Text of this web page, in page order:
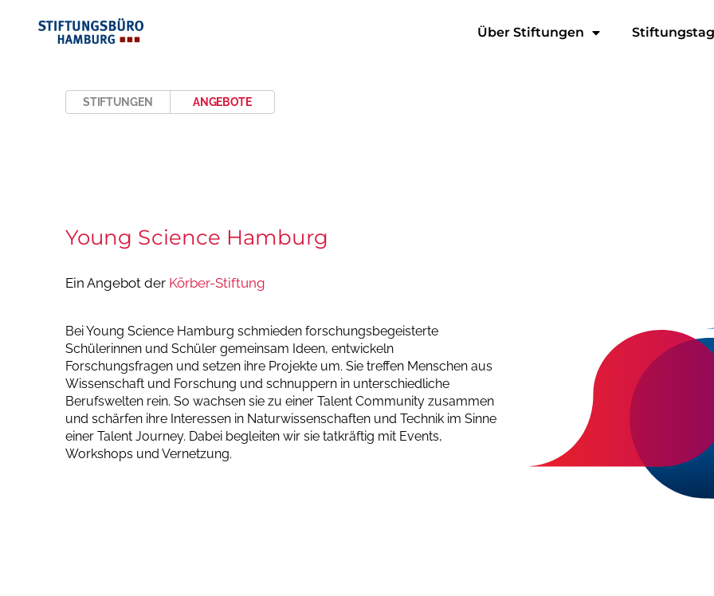
Über Stiftungen
STIFTUNGEN ANGEBOTE
Young Science Hamburg
Ein Angebot der Körber-Stiftung
Bei Young Science Hamburg schmieden forschungsbegeisterte
Schülerinnen und Schüler gemeinsam Ideen, entwickeln
Forschungsfragen und setzen ihre Projekte um. Sie treffen Menschen aus
Wissenschaft und Forschung und schnuppern in unterschiedliche
Berufswelten rein. So wachsen sie zu einer Talent Community zusammen
und schärfen ihre Interessen in Naturwissenschaften und Technik im Sinne
einer Talent Journey. Dabei begleiten wir sie tatkräftig mit Events,
Workshops und Vernetzung.